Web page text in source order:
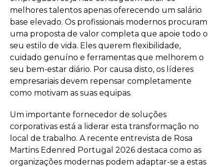
melhores talentos apenas oferecendo um salário
base elevado. Os profissionais modernos procuram
uma proposta de valor completa que apoie todo o
seu estilo de vida. Eles querem flexibilidade,
cuidado genuíno e ferramentas que melhorem o
seu bem-estar diário. Por causa disto, os líderes
empresariais devem repensar completamente
como motivam as suas equipas.
Um importante fornecedor de soluções
corporativas está a liderar esta transformação no
local de trabalho. A recente entrevista de Rosa
Martins Edenred Portugal 2026 destaca como as
organizações modernas podem adaptar-se a estas